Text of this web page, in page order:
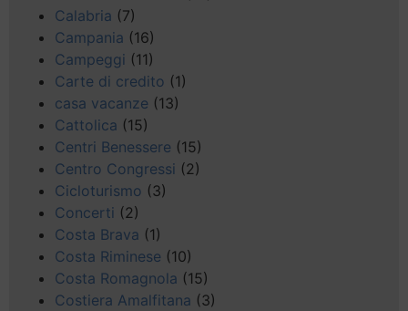
Calabria (7)
Campania (16)
Campeggi (11)
Carte di credito (1)
casa vacanze (13)
Cattolica (15)
Centri Benessere (15)
Centro Congressi (2)
Cicloturismo (3)
Concerti (2)
Costa Brava (1)
Costa Riminese (10)
Costa Romagnola (15)
Costiera Amalfitana (3)